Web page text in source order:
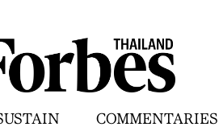
COMMENTARIES